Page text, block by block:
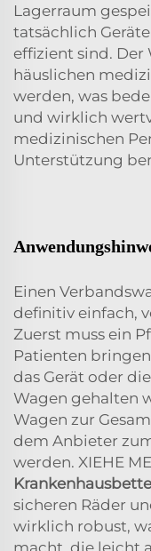
Lagerraum
tatsächlich
effizient sind. Der
häuslichen
werden, was
und wirklich
medizinischen
Unterstützung
Einen
definitiv einfach,
Zuerst muss ein
Patienten
das Gerät oder
Wagen gehalten
Wagen zur
dem Anbieter
werden. XIEHE
sicheren Räder
wirklich robust,
macht, die leicht